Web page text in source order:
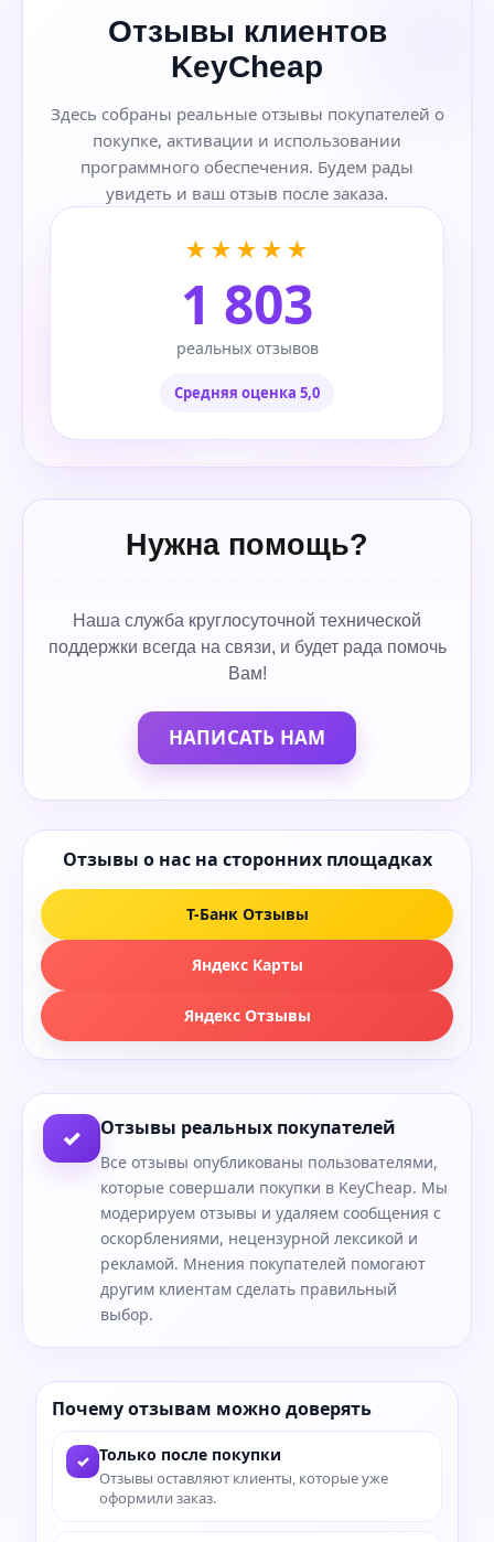
Отзывы клиентов
KeyCheap
Здесь собраны реальные отзывы покупателей о
покупке, активации и использовании
программного обеспечения. Будем рады
увидеть и ваш отзыв после заказа.
★★★★★
1 803
реальных отзывов
Средняя оценка 5,0
Нужна помощь?
Наша служба круглосуточной технической
поддержки всегда на связи, и будет рада помочь
Вам!
НАПИСАТЬ НАМ
Отзывы о нас на сторонних площадках
Т-Банк Отзывы
Яндекс Карты
Яндекс Отзывы
✓ Отзывы реальных покупателей
Все отзывы опубликованы пользователями,
которые совершали покупки в KeyCheap. Мы
модерируем отзывы и удаляем сообщения с
оскорблениями, нецензурной лексикой и
рекламой. Мнения покупателей помогают
другим клиентам сделать правильный
выбор.
Почему отзывам можно доверять
✓ Только после покупки
Отзывы оставляют клиенты, которые уже
оформили заказ.